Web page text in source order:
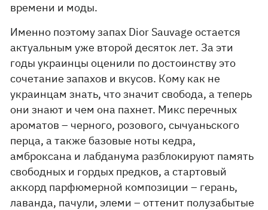
времени и моды.
Именно поэтому запах Dior Sauvage остается
актуальным уже второй десяток лет. За эти
годы украинцы оценили по достоинству это
сочетание запахов и вкусов. Кому как не
украинцам знать, что значит свобода, а теперь
они знают и чем она пахнет. Микс перечных
ароматов – черного, розового, сычуаньского
перца, а также базовые ноты кедра,
амброксана и лабданума разблокируют память
свободных и гордых предков, а стартовый
аккорд парфюмерной композиции – герань,
лаванда, пачули, элеми – оттенит полузабытые